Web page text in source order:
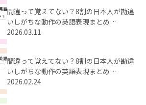
間違って覚えてない？8割の日本人が勘違
いしがちな動作の英語表現まとめ
【Part2】
2026.03.11
間違って覚えてない？8割の日本人が勘違
いしがちな動作の英語表現まとめ
【Part1】
2026.02.24